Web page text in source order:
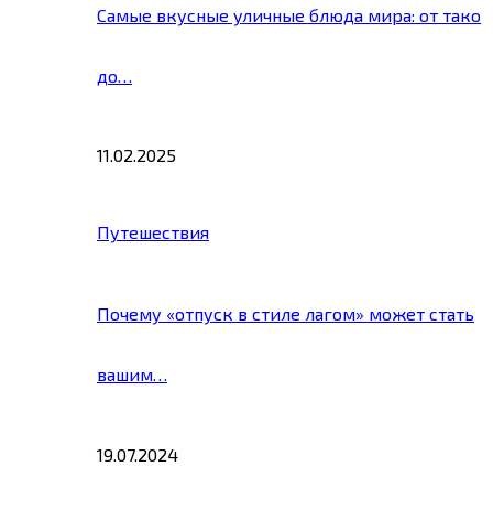
Самые вкусные уличные блюда мира: от тако
до…
11.02.2025
Путешествия
Почему «отпуск в стиле лагом» может стать
вашим…
19.07.2024